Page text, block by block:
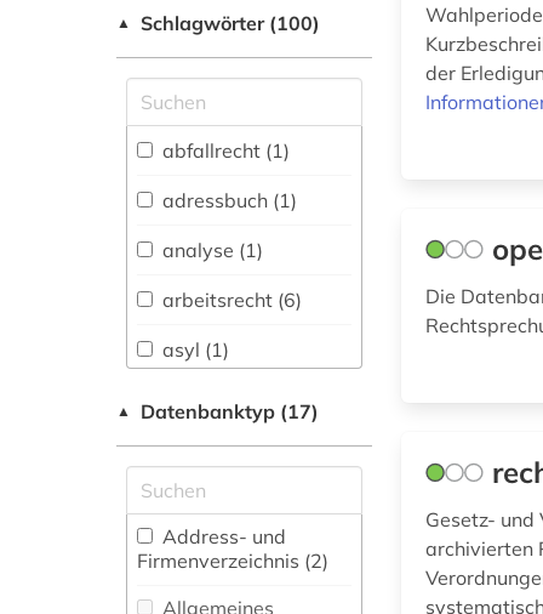
fachübergreifende
Allgemeine und
vergleichende Sprach-
und
Literaturwissenschaft.
Indogermanistik.
Außereuropäische
Sprachen und
Literaturen (0)
Anglistik.
Amerikanistik (0)
Vermessungswesen (0)
Biologie,
Biotechnologie (0)
Buch- und
▲ Schlagwörter (100)
abfallrecht (1)
adressbuch (1)
analyse (1)
arbeitsrecht (6)
asyl (1)
ausländerrecht (1)
baurecht (1)
bayern (1)
bbes (1)
bbg (1)
▲ Datenbanktyp (17)
Address- und
Firmenverzeichnis (2)
Allgemeines
der
Die
Gesetz-
archivierten